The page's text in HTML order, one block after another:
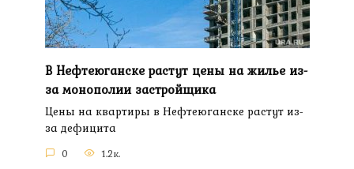
В Нефтеюганске растут цены на жилье из-
за монополии застройщика
Цены на квартиры в Нефтеюганске растут из-
за дефицита
0 1.2к.